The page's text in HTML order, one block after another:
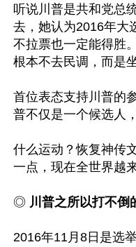
听说川普是共和党总
去，她认为2016年大
不拉票也一定能得胜
根本不去民调，而是
首位表态支持川普的
普不仅是一个候选人
什么运动？恢复神传
一点，现在全世界越
◎ 川普之所以打不倒
2016年11月8日是选